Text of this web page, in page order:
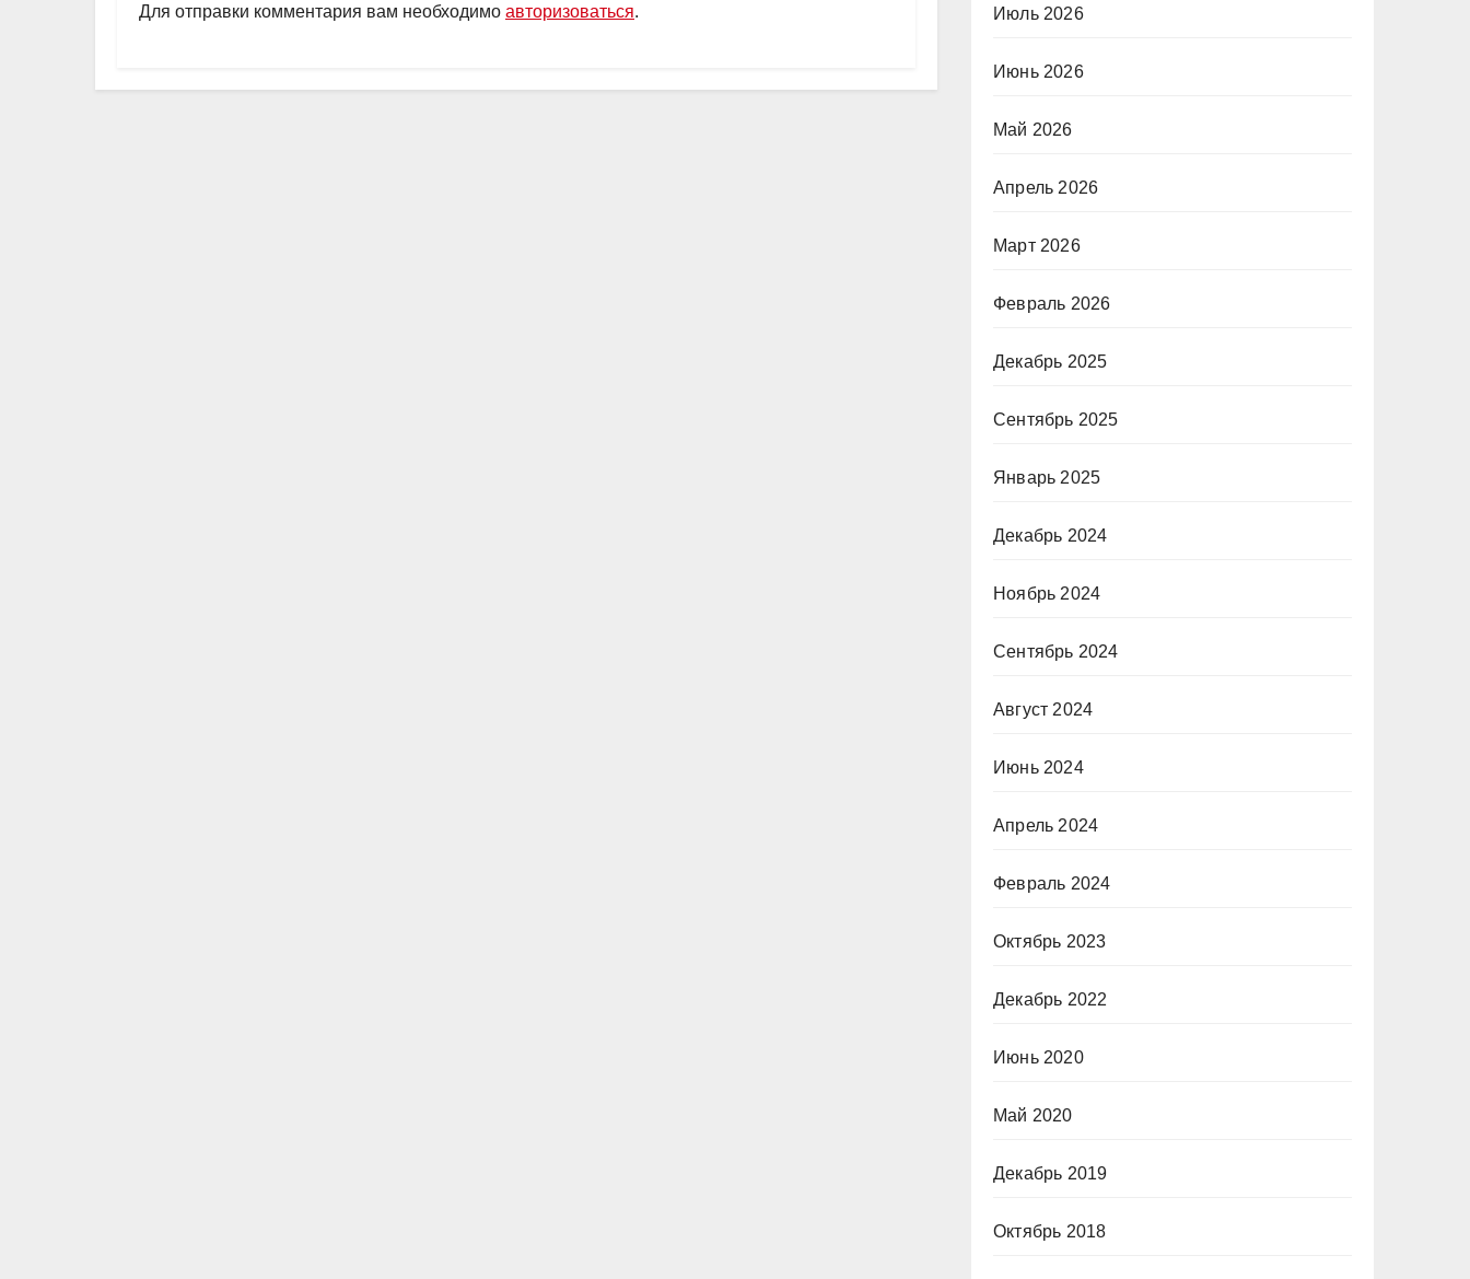
Для отправки комментария вам необходимо авторизоваться. Июль 2026
Июнь 2026
Май 2026
Апрель 2026
Март 2026
Февраль 2026
Декабрь 2025
Сентябрь 2025
Январь 2025
Декабрь 2024
Ноябрь 2024
Сентябрь 2024
Август 2024
Июнь 2024
Апрель 2024
Февраль 2024
Октябрь 2023
Декабрь 2022
Июнь 2020
Май 2020
Декабрь 2019
Октябрь 2018